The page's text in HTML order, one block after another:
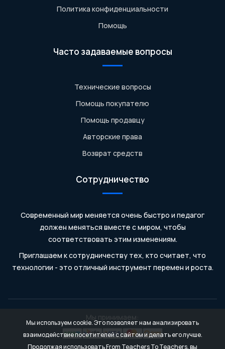
Политика конфиденциальности
Помощь
Часто задаваемые вопросы
Технические вопросы
Помощь покупателю
Помощь продавцу
Авторские права
Возврат средств
Сотрудничество
Современный мир меняется очень быстро и педагог
должен меняться вместе с миром, чтобы
соответствовать этим изменениям.
Приглашаем к сотрудничеству тех, кто считает, что
технологии - это отличный инструмент перемен и роста.
Мы принимаем:
Мы используем cookie. Это позволяет нам анализировать
взаимодействие посетителей с сайтом и делать его лучше.
Продолжая использовать From Teachers To Teachers, вы